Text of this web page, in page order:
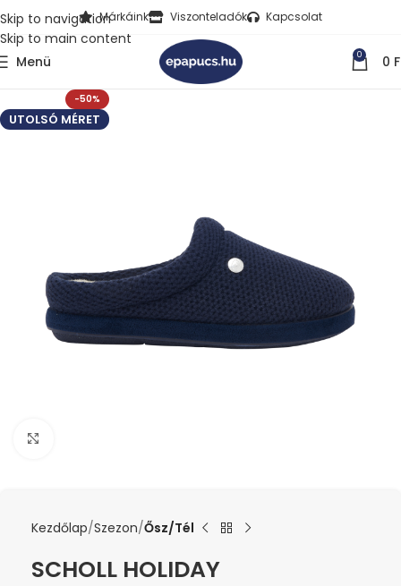
Skip to navigation
Skip to main content
Márkáink Viszonteladók Kapcsolat
Menü 0 0
-50%
UTOLSÓ MÉRET
Kezdőlap Szezon Ősz/Tél
SCHOLL HOLIDAY